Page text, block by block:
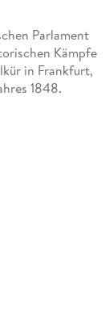
Parlament
Kämpfe
in Frankfurt,
1848.